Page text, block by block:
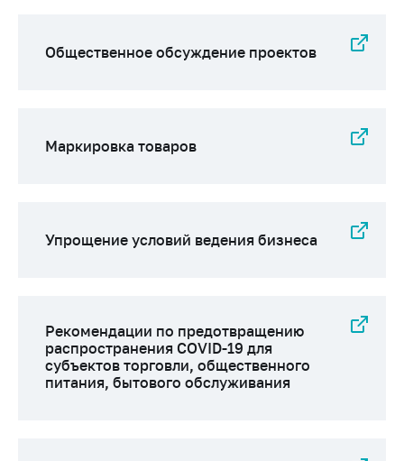
Общественное обсуждение проектов
Маркировка товаров
Упрощение условий ведения бизнеса
Рекомендации по предотвращению
распространения COVID-19 для
субъектов торговли, общественного
питания, бытового обслуживания